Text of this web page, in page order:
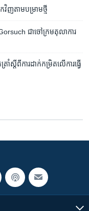
វិញ​តាម​បម្រាម​ថ្មី​​​​​
ជា​ចៅ​ក្រម​តុលាការ​
ាំស្ដី​ពី​ការ​ដាក់​កម្រិត​លើ​ការ​ធ្វើ​